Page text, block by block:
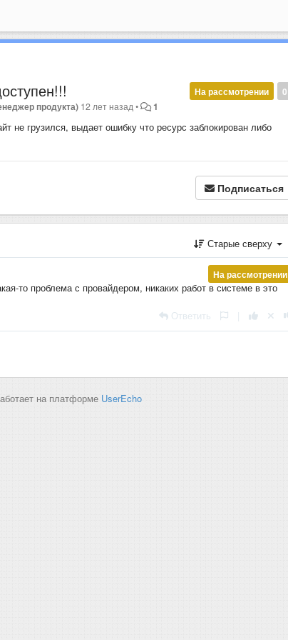
0
На рассмотрении
продукта) 12 лет назад • 1
не грузился, выдает ошибку что ресурс заблокирован либо
Подписаться
Старые сверху
На рассмотрении
то проблема с провайдером, никаких работ в системе в это
Ответить
на платформе UserEcho